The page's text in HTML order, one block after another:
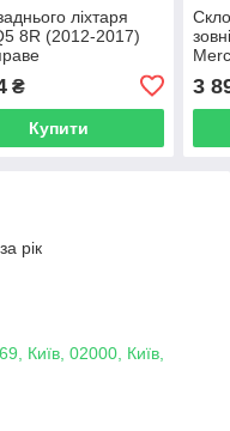
ліхтаря
8R (2012-2017)
₴
Купити
3
рік
Київ, 02000, Київ,